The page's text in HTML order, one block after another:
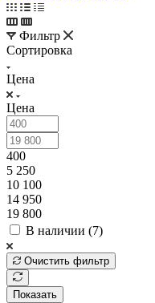
Фильтр
Сортировка
Цена
Цена
400
5 250
10 100
14 950
19 800
В наличии (7)
Очистить фильтр
Показать